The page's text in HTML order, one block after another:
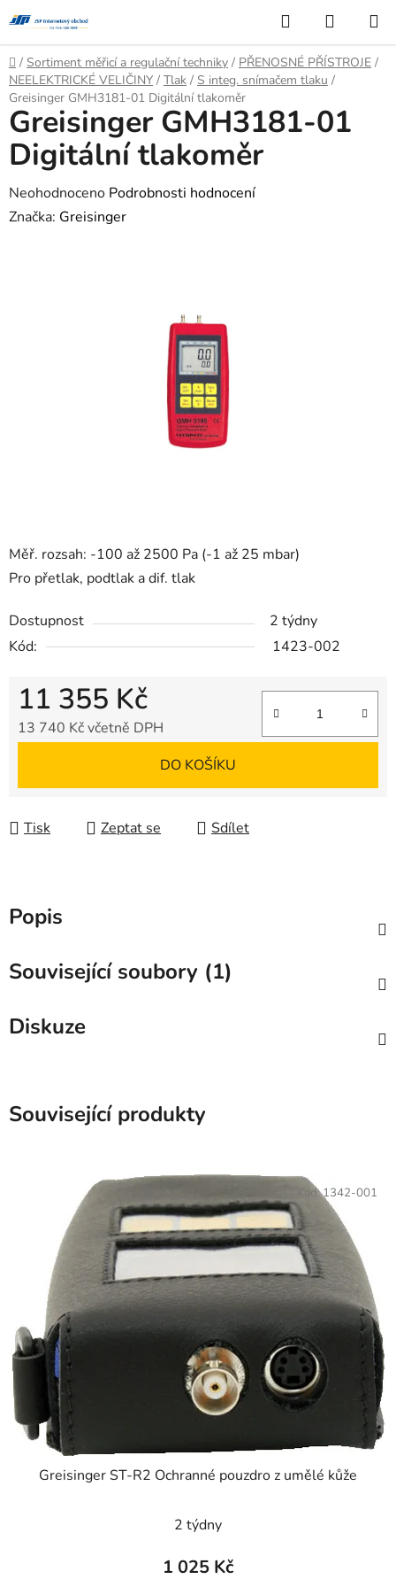
na
obsah
Hledat
KOŠÍK
Domů
/ Sortiment měřicí a regulační techniky / PŘENOSNÉ PŘÍSTROJE /
NEELEKTRICKÉ VELIČINY / Tlak / S integ. snímačem tlaku /
Greisinger GMH3181-01 Digitální tlakoměr
Měř. rozsah: -100 až 2500 Pa (-1 až 25 mbar)
Pro přetlak, podtlak a dif. tlak
Dostupnost
2 týdny
Kód:
1423-002
11 355 Kč
13 740 Kč včetně DPH
DO KOŠÍKU
Tisk Zeptat se Sdílet
Greisinger GMH3181-01
Digitální tlakoměr
Průměrné
hodnocení
Neohodnoceno Podrobnosti hodnocení
Značka: Greisinger
Popis
Související soubory (1)
Diskuze
Související produkty
Greisinger ST-R2 Ochranné pouzdro z umělé kůže
2 týdny
1 025 Kč
Kód:1342-001